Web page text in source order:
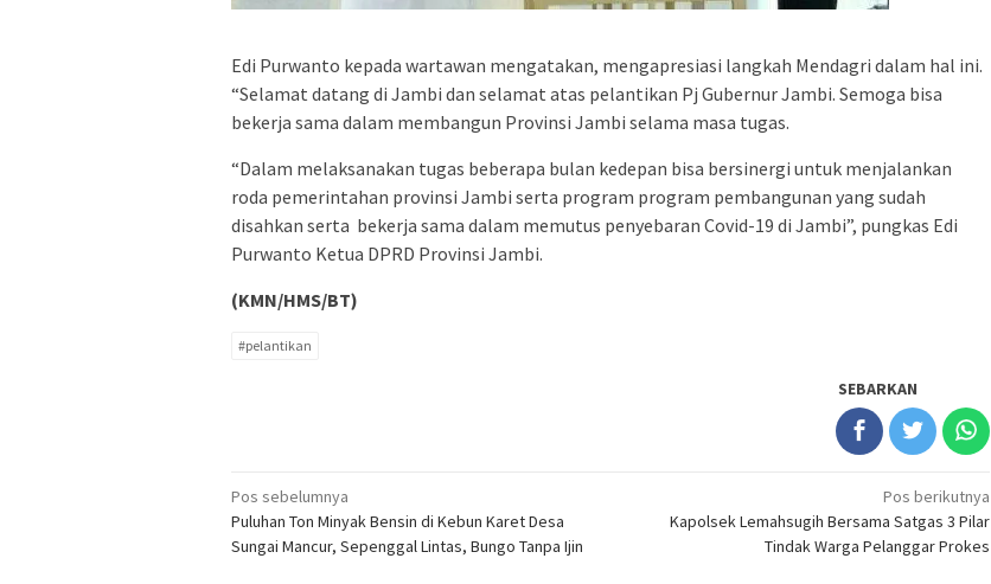
Edi Purwanto kepada wartawan mengatakan, mengapresiasi langkah Mendagri dalam hal ini.
“Selamat datang di Jambi dan selamat atas pelantikan Pj Gubernur Jambi. Semoga bisa
bekerja sama dalam membangun Provinsi Jambi selama masa tugas.
“Dalam melaksanakan tugas beberapa bulan kedepan bisa bersinergi untuk menjalankan
roda pemerintahan provinsi Jambi serta program program pembangunan yang sudah
disahkan serta bekerja sama dalam memutus penyebaran Covid-19 di Jambi”, pungkas Edi
Purwanto Ketua DPRD Provinsi Jambi.
(KMN/HMS/BT)
#pelantikan
SEBARKAN
Navigasi
pos
Pos sebelumnya
Puluhan Ton Minyak Bensin di Kebun Karet Desa
Sungai Mancur, Sepenggal Lintas, Bungo Tanpa Ijin
Pos berikutnya
Kapolsek Lemahsugih Bersama Satgas 3 Pilar
Tindak Warga Pelanggar Prokes